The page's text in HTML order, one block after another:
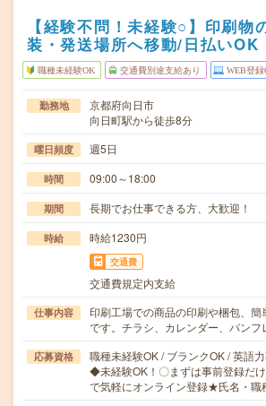
【経験不問！未経験○】印刷物
装・発送場所へ移動/日払いOK
職種未経験OK 交通費別途支給あり WEB登録
勤務地
京都府向日市
向日町駅から徒歩8分
曜日頻度 週5日
時間 09:00～18:00
期間 長期でお仕事できる方、大歓迎！
時給 時給1230円
交通費
交通費規定内支給
仕事内容
印刷工場での商品の印刷や梱包、
です。チラシ、カレンダー、パン
応募資格
職種未経験OK / ブランクOK / 英語
◆未経験OK！〇まずは事前登録だ
で気軽にオンライン登録★氏名・